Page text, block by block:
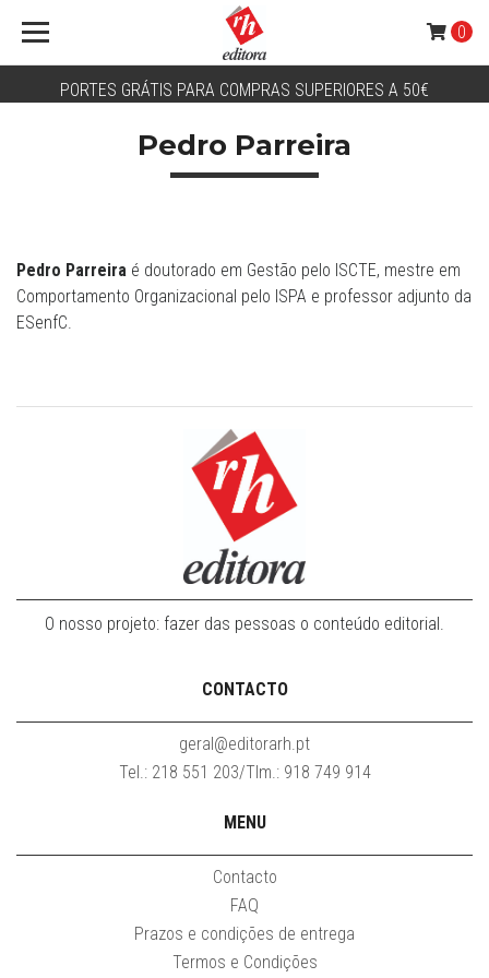
PORTES GRÁTIS PARA COMPRAS SUPERIORES A 50€
0
Pedro Parreira
Pedro Parreira é doutorado em Gestão pelo ISCTE, mestre em
Comportamento Organizacional pelo ISPA e professor adjunto da
ESenfC.
O nosso projeto: fazer das pessoas o conteúdo editorial.
CONTACTO
geral@editorarh.pt
Tel.: 218 551 203/Tlm.: 918 749 914
MENU
Contacto
FAQ
Prazos e condições de entrega
Termos e Condições